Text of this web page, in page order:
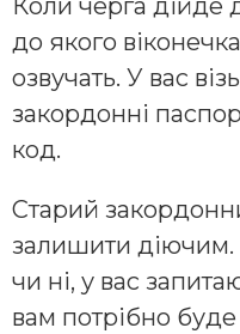
Коли черга дійде
до якого
озвучать. У вас
закордонні
код.
Старий
залишити діючим.
чи ні, у вас
вам потрібно буде